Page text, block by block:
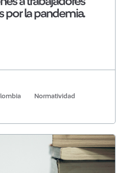
por la pandemia.
Normatividad